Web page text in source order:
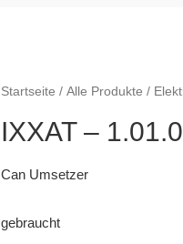
Startseite / Alle Produkte /
IXXAT –
Can Umsetzer
gebraucht